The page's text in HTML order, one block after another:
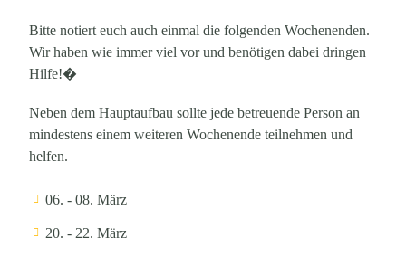
Bitte notiert euch auch einmal die folgenden Wochenenden.
Wir haben wie immer viel vor und benötigen dabei dringen
Hilfe!�
Neben dem Hauptaufbau sollte jede betreuende Person an
mindestens einem weiteren Wochenende teilnehmen und
helfen.
06. - 08. März
20. - 22. März